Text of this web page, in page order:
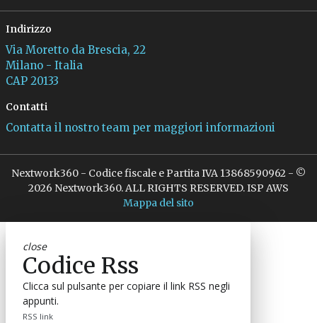
Indirizzo
Via Moretto da Brescia, 22
Milano - Italia
CAP 20133
Contatti
Contatta il nostro team per maggiori informazioni
Nextwork360 - Codice fiscale e Partita IVA 13868590962 - ©
2026 Nextwork360. ALL RIGHTS RESERVED. ISP AWS
Mappa del sito
close
Codice Rss
Clicca sul pulsante per copiare il link RSS negli
appunti.
RSS link